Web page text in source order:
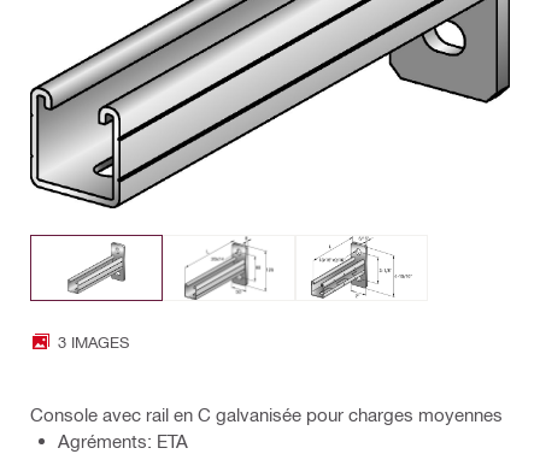
3 IMAGES
Console avec rail en C galvanisée pour charges moyennes
Agréments: ETA